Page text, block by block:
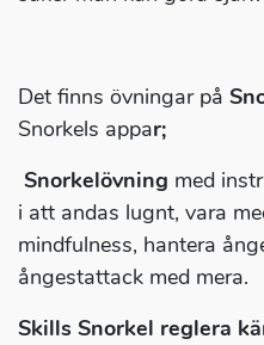
Det finns övningar på
Snorkels appar;
Snorkelövning med
i att andas lugnt, vara
mindfulness, hantera
ångestattack med mera.
Skills Snorkel reglera